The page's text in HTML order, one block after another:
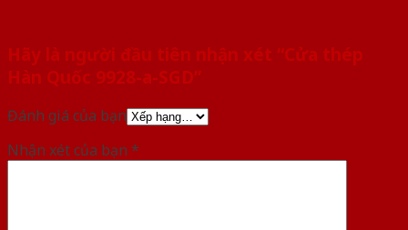
Hãy là người đầu tiên nhận xét “Cửa thép
Hàn Quốc 9928-a-SGD”
Đánh giá của bạn
Nhận xét của bạn *